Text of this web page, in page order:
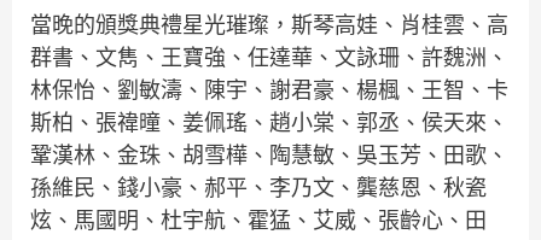
當晚的頒獎典禮星光璀璨，斯琴高娃、肖桂雲、高
群書、文雋、王寶強、任達華、文詠珊、許魏洲、
林保怡、劉敏濤、陳宇、謝君豪、楊楓、王智、卡
斯柏、張禕曈、姜佩瑤、趙小棠、郭丞、侯天來、
鞏漢林、金珠、胡雪樺、陶慧敏、吳玉芳、田歌、
孫維民、錢小豪、郝平、李乃文、龔慈恩、秋瓷
炫、馬國明、杜宇航、霍猛、艾威、張齡心、田